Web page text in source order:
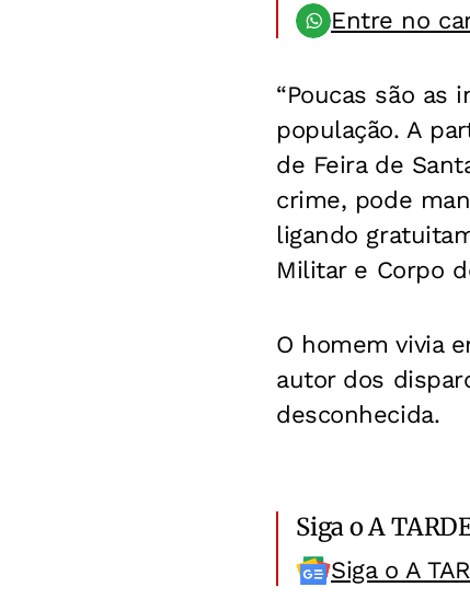
Entre no
“Poucas são as
população. A
de Feira de
crime, pode
ligando
Militar e Corpo
O homem vivia
autor dos
desconhecida.
Siga o A
Siga o A